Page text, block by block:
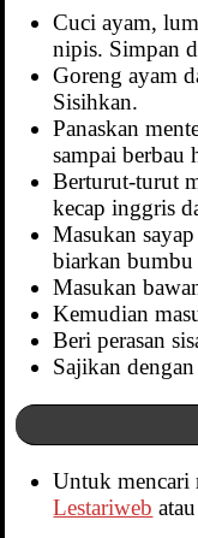
Cuci ayam,
nipis. Simpan
Goreng ayam
Sisihkan.
Panaskan
sampai berbau
Berturut-turut
kecap inggris
Masukan
biarkan bumbu
Masukan
Kemudian
Beri perasan
Sajikan
Untuk mencari
Lestariweb